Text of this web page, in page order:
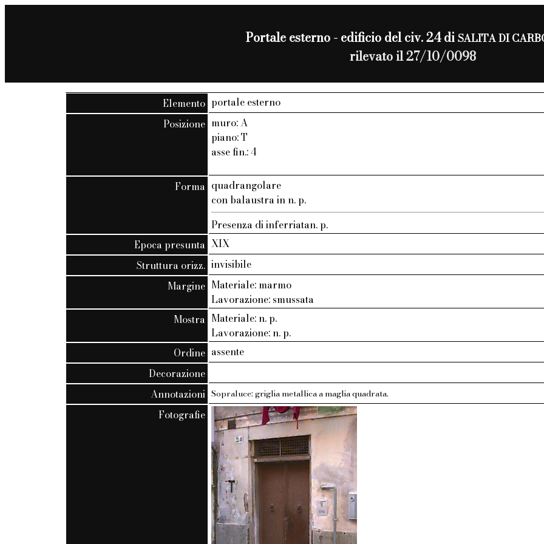
Portale esterno - edificio del civ. 24 diSALITA DI
rilevato il 27/10/0098
Elemento portale esterno
Posizione muro: A
piano: T
asse fin.: 4
Forma quadrangolare
con balaustra in n. p.
Presenza di inferriatan. p.
Epoca presunta XIX
Struttura orizz. invisibile
Margine Materiale: marmo
Lavorazione: smussata
Mostra Materiale: n. p.
Lavorazione: n. p.
Ordine assente
Decorazione
Annotazioni Sopraluce: griglia metallica a maglia quadrata.
Fotografie